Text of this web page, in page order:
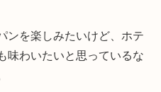
ンを楽しみたいけど、ホテ
味わいたいと思っているな